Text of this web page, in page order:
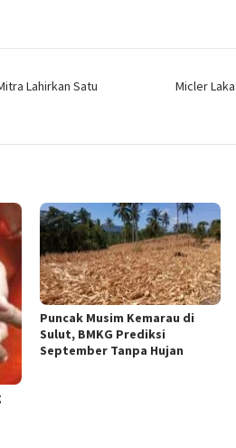
Lahirkan Satu
Micler
Puncak Musim Kemarau di
Sulut, BMKG Prediksi
September Tanpa Hujan